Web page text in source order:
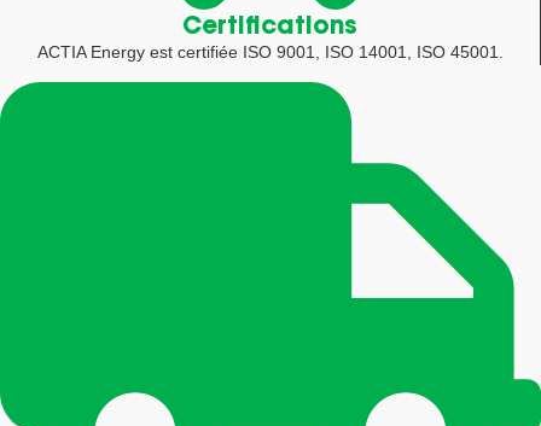
Certifications
ACTIA Energy est certifiée ISO 9001, ISO 14001, ISO 45001.